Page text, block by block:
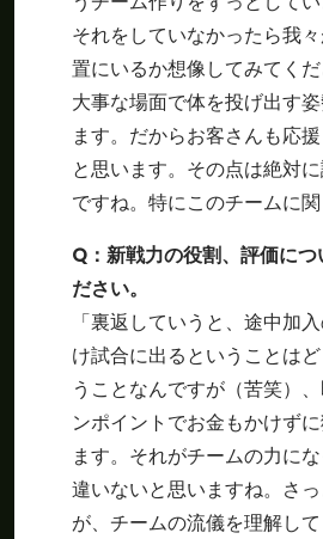
それをしていなかったら我
置にいるか想像してみてく
大事な場面で体を投げ出す
ます。だからお客さんも応
と思います。その点は絶対
ですね。特にこのチームに関
Q：新戦力の役割、評価につ
ださい。
「裏返していうと、途中加
け試合に出るということは
うことなんですが（苦笑）
ンポイントでお金もかけず
ます。それがチームの力に
違いないと思いますね。さ
が、チームの流儀を理解し